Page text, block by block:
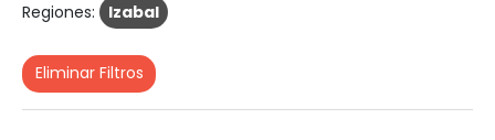
Regiones: Izabal
Eliminar Filtros